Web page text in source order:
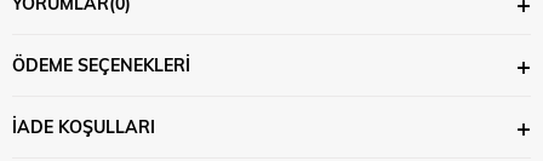
ÖDEME SEÇENEKLERI
İADE KOŞULLARI